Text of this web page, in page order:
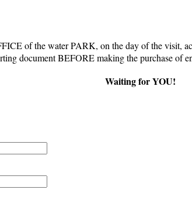
of the water PARK, on the day of the visit,
document BEFORE making the purchase of
Waiting for YOU!